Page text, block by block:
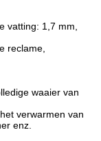
vatting: 1,7 mm,
reclame,
waaier van
verwarmen van
enz.